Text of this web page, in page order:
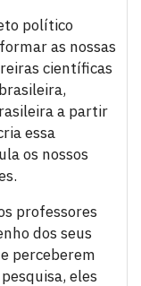
político
as nossas
científicas
a partir
essa
os nossos
professores
dos seus
perceberem
eles